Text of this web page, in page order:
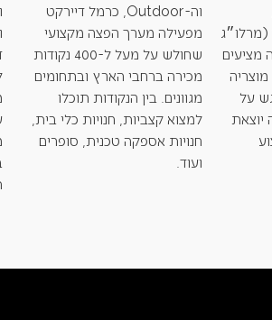
(מרלו״ג
מציעים
על
יוצאת
וה-Outdoor, כרמל דיירקט
מפעילה מערך הפצה מקצועי
שחולש על מעל ל-400 נקודות
מכירה ברחבי הארץ ובתחומים
מגוונים. בין הנקודות תוכלו
למצוא קצביות, חנויות כלי בית,
חנויות אספקה טכנית, סופרים
ועוד.